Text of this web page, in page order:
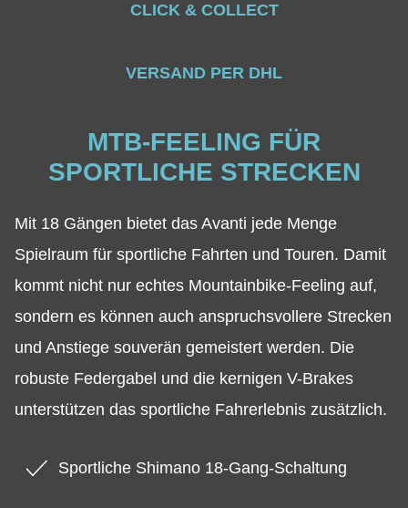
CLICK & COLLECT
VERSAND PER DHL
MTB-FEELING FÜR
SPORTLICHE STRECKEN
Mit 18 Gängen bietet das Avanti jede Menge
Spielraum für sportliche Fahrten und Touren. Damit
kommt nicht nur echtes Mountainbike-Feeling auf,
sondern es können auch anspruchsvollere Strecken
und Anstiege souverän gemeistert werden. Die
robuste Federgabel und die kernigen V-Brakes
unterstützen das sportliche Fahrerlebnis zusätzlich.
Sportliche Shimano 18-Gang-Schaltung